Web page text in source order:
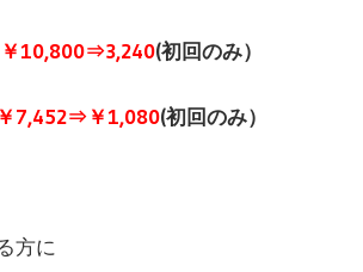
￥10,800⇒3,240(初回のみ）
￥7,452⇒￥1,080(初回のみ）
方に